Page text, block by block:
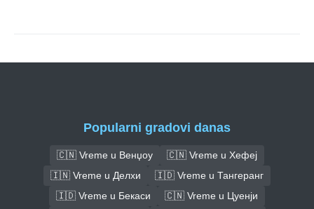
Popularni gradovi danas
🇨🇳 Vreme u Венџоу
🇨🇳 Vreme u Хефеј
🇮🇳 Vreme u Делхи
🇮🇩 Vreme u Тангеранг
🇮🇩 Vreme u Бекаси
🇨🇳 Vreme u Цуенји